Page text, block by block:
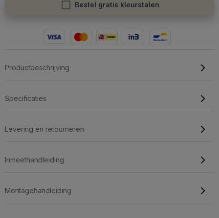
Bestel gratis kleurstalen
Productbeschrijving
Specificaties
Levering en retourneren
Inmeethandleiding
Montagehandleiding